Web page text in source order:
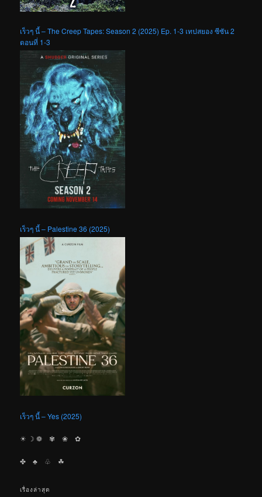
เร็วๆ นี้ – The Creep Tapes: Season 2 (2025) Ep. 1-3 เทปสยอง ซีซัน 2
ตอนที่ 1-3
เร็วๆ นี้ – Palestine 36 (2025)
เร็วๆ นี้ – Yes (2025)
☀︎ ☽ ❁ ✾ ❀ ✿
✤ ♣︎ ♧ ☘︎
เรื่องล่าสุด